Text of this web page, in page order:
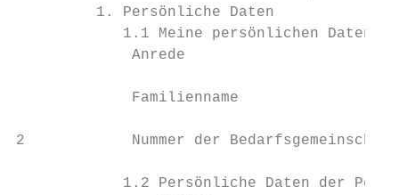
         1. Persönliche Daten
            1.1 Meine persönlichen Daten
Anrede
Familienname
2            Nummer der
1.2 Persönliche Daten der